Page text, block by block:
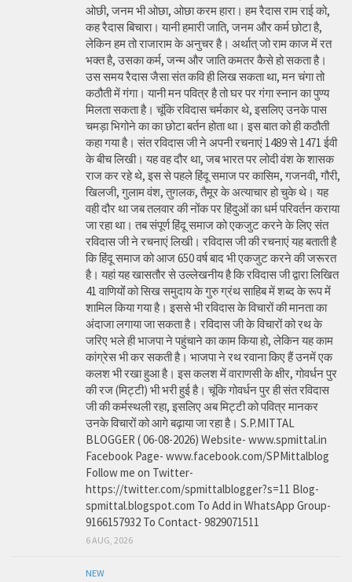
ओछी, जनम भी ओछा, ओछा करम हारा। हम रैदास राम राई को,
कह रैदास बिचारा। यानी हमारी जाति, जनम और कर्म छोटा है,
लेकिन हम तो राजाराम के अनुचर है। अर्थात् जो राम काज में रत
भक्त है, उसका कर्म, जन्म और जाति कमतर कैसे हो सकता है।
उस समय रैदास जैसा संत कवि ही लिख सकता था, मन चंगा तो
कठौती में गंगा। यानी मन पवित्र है तो घर पर गंगा स्नान का पुण्य
मिलता सकता है। चूंकि रविदास चर्मकार थे, इसलिए उनके पास
चमड़ा भिगोने का का छोटा बर्तन होता था। इस बात को ही कठौती
कहा गया है। संत रविदास जी ने अपनी रचनाएं 1489 से 1471 ईवी
के बीच लिखी। यह वह दौर था, जब भारत पर लोदी वंश के शासक
राज कर रहे थे, इस से पहले हिंदू समाज पर कासिम, गजनवी, गौरी,
खिलजी, गुलाम वंश, तुगलक, तैमूर के अत्याचार हो चुके थे। यह
वही दौर था जब तलवार की नोंक पर हिंदुओं का धर्म परिवर्तन कराया
जा रहा था। तब संपूर्ण हिंदू समाज को एकजुट करने के लिए संत
रविदास जी ने रचनाएं लिखी। रविदास जी की रचनाएं यह बताती है
कि हिंदू समाज को आज 650 वर्ष बाद भी एकजुट करने की जरूरत
है। यहां यह खासतौर से उल्लेखनीय है कि रविदास जी द्वारा लिखित
41 वाणियोंं को सिख समुदाय के गुरु ग्रंथ साहिब में शब्द के रूप में
शामिल किया गया है। इससे भी रविदास के विचारों की मानता का
अंदाजा लगाया जा सकता है। रविदास जी के विचारों को रथ के
जरिए भले ही भाजपा ने पहुंचाने का काम किया हो, लेकिन यह काम
कांग्रेस भी कर सकती है। भाजपा ने रथ रवाना किए हैं उनमें एक
कलश भी रखा हुआ है। इस कलश में वाराणसी के क्षीर, गोवर्धन पुर
की रज (मिट्टी) भी भरी हुई है। चूंकि गोवर्धन पुर ही संत रविदास
जी की कर्मस्थली रहा, इसलिए अब मिट्टी को पवित्र मानकर
उनके विचारों को आगे बढ़ाया जा रहा है। S.P.MITTAL
BLOGGER ( 06-08-2026) Website- www.spmittal.in
Facebook Page- www.facebook.com/SPMittalblog
Follow me on Twitter-
https://twitter.com/spmittalblogger?s=11 Blog-
spmittal.blogspot.com To Add in WhatsApp Group-
9166157932 To Contact- 9829071511
6 AUG, 2026
NEW